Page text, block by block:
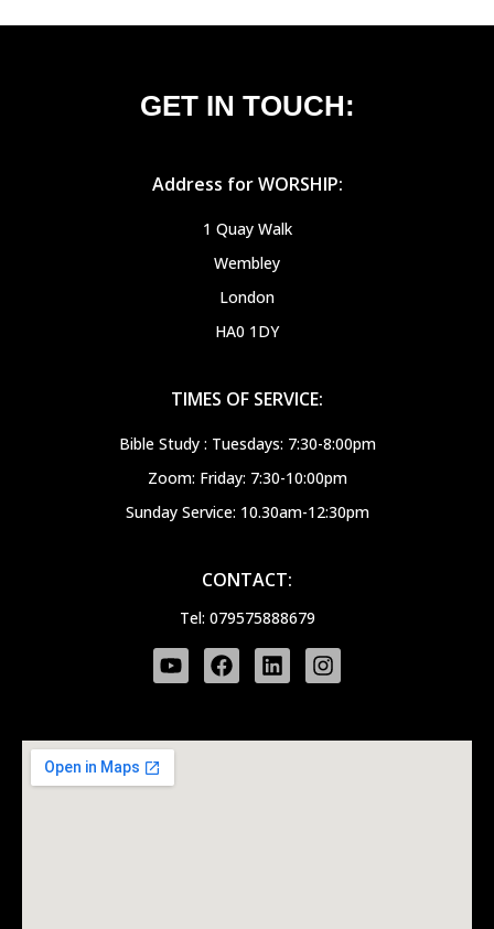
GET IN TOUCH:
Address for WORSHIP:
1 Quay Walk
Wembley
London
HA0 1DY
TIMES OF SERVICE:
Bible Study : Tuesdays: 7:30-8:00pm
Zoom: Friday: 7:30-10:00pm
Sunday Service: 10.30am-12:30pm
CONTACT:
Tel: 079575888679